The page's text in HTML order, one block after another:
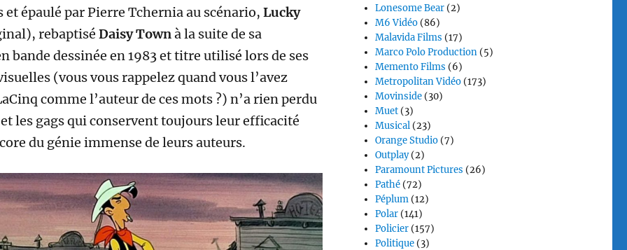
et épaulé par Pierre Tchernia au scénario, Lucky
rebaptisé Daisy Townà la suite de sa
bande dessinée en 1983 et titre utilisé lors de ses
(vous vous rappelez quand vous l’avez
comme l’auteur de ces mots ?) n’a rien perdu
les gags qui conservent toujours leur efficacité
du génie immense de leurs auteurs.
Lonesome Bear (2)
M6 Vidéo (86)
Malavida Films (17)
Marco Polo Production (5)
Memento Films (6)
Metropolitan Vidéo (173)
Movinside (30)
Muet (3)
Musical (23)
Orange Studio (7)
Outplay(2)
Paramount Pictures (26)
Pathé (72)
Péplum (12)
Polar (141)
Policier (157)
Politique (3)